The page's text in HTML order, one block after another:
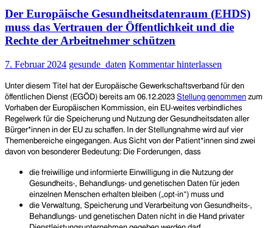
out
Der Europäische Gesundheitsdatenraum (EHDS)
muss das Vertrauen der Öffentlichkeit und die
Rechte der Arbeitnehmer schützen
7. Februar 2024 gesunde_daten Kommentar hinterlassen
Unter diesem Titel hat der Europäische Gewerkschaftsverband für den
öffentlichen Dienst (EGÖD) bereits am 06.12.2023 Stellung genommen zum
Vorhaben der Europäischen Kommission, ein EU-weites verbindliches
Regelwerk für die Speicherung und Nutzung der Gesundheitsdaten aller
Bürger*innen in der EU zu schaffen. In der Stellungnahme wird auf vier
Themenbereiche eingegangen. Aus Sicht von der Patient*innen sind zwei
davon von besonderer Bedeutung: Die Forderungen, dass
die freiwillige und informierte Einwilligung in die Nutzung der
Gesundheits-, Behandlungs- und genetischen Daten für jeden
einzelnen Menschen erhalten bleiben („opt-in“) muss und
die Verwaltung, Speicherung und Verarbeitung von Gesundheits-,
Behandlungs- und genetischen Daten nicht in die Hand privater